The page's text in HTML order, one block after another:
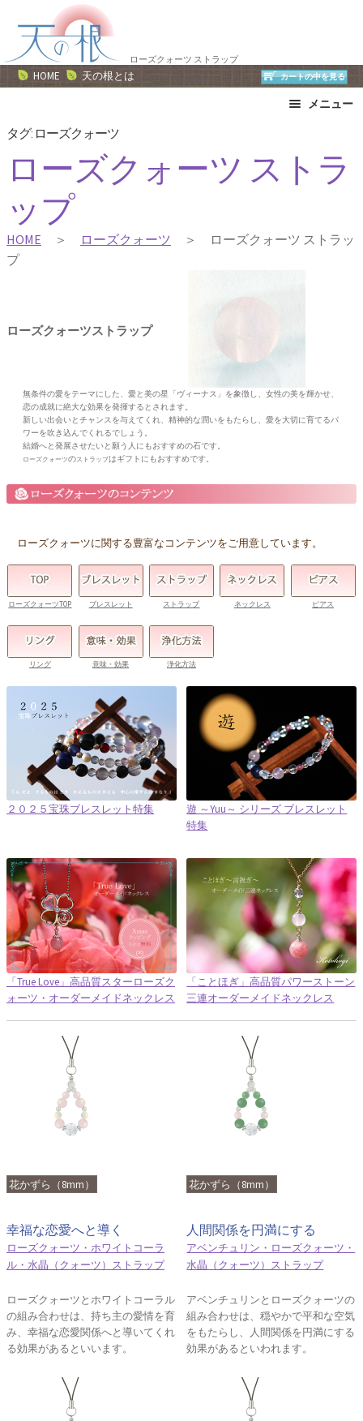
ー
シ
ン
プ
ン
ツ
ス
ローズクォーツ ストラップ
HOME 天の根とは カートの中を見る
メニュー
ブレスレット
ピアス・イヤリング
リング
運勢で選ぶ
誕生石で選ぶ
干支石で選ぶ
石の名前で選ぶ
パワーストーン一覧
タグ: ローズクォーツ
ローズクォーツ ストラ
ップ
HOME ＞ ローズクォーツ ＞ ローズクォーツ ストラッ
プ
ローズクォーツストラップ
無条件の愛をテーマにした、愛と美の星「ヴィーナス」を象徴し、女性の美を輝かせ、
恋の成就に絶大な効果を発揮するとされます。
新しい出会いとチャンスを与えてくれ、精神的な潤いをもたらし、愛を大切に育てるパ
ワーを吹き込んでくれるでしょう。
結婚へと発展させたいと願う人にもおすすめの石です。
ローズクォーツのストラップはギフトにもおすすめです。
ローズクォーツに関する豊富なコンテンツをご用意しています。
ローズクォーツTOP ブレスレット ストラップ ネックレス ピアス
リング 意味・効果 浄化方法
２０２５宝珠ブレスレット特集
遊 ～Yuu～ シリーズ ブレスレット
特集
「True Love」高品質スターローズク
ォーツ・オーダーメイドネックレス
「ことほぎ」高品質パワーストーン
三連オーダーメイドネックレス
花かずら（8mm）
幸福な恋愛へと導く
ローズクォーツ・ホワイトコーラ
ル・水晶（クォーツ）ストラップ
ローズクォーツとホワイトコーラル
の組み合わせは、持ち主の愛情を育
み、幸福な恋愛関係へと導いてくれ
る効果があるといいます。
花かずら（8mm）
人間関係を円満にする
アベンチュリン・ローズクォーツ・
水晶（クォーツ）ストラップ
アベンチュリンとローズクォーツの
組み合わせは、穏やかで平和な空気
をもたらし、人間関係を円満にする
効果があるといわれます。